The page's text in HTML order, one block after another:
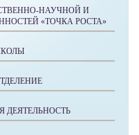
НАУЧНОЙ И
«ТОЧКА РОСТА»